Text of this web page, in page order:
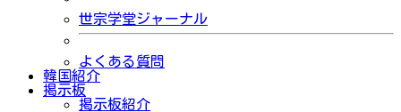
世宗学堂ジャーナル
よくある質問
韓国紹介
掲示板
掲示板紹介